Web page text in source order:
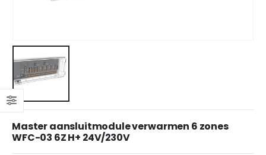
Master aansluitmodule verwarmen 6 zones
WFC-03 6Z H+ 24V/230V